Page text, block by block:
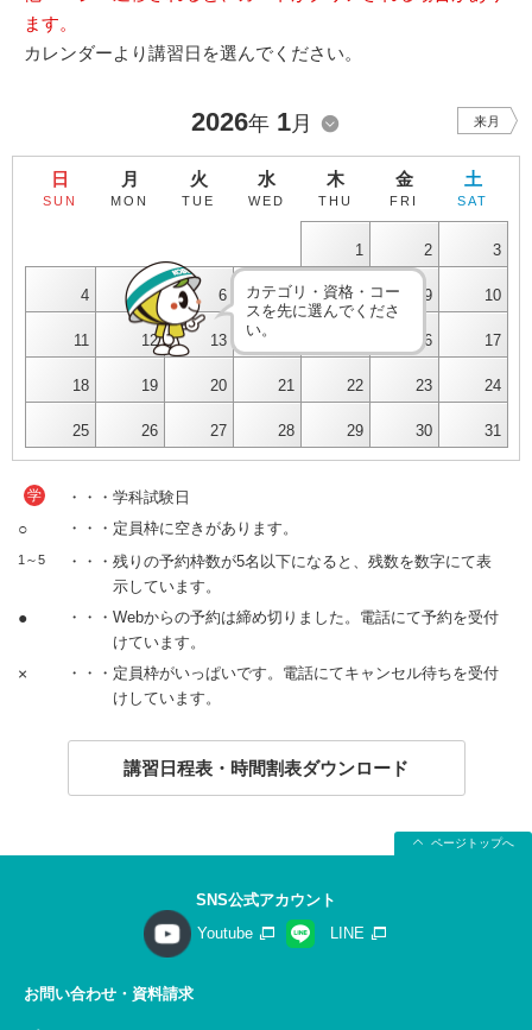
ます。
カレンダーより講習日を選んでください。
2026年 1月 来月
日
SUN
月
MON
火
TUE
水
WED
木
THU
金
FRI
土
SAT
1 2 3
4 5 6 7 8 9 10
11 12 13 16 17
18 19 20 21 22 23 24
25 26 27 28 29 30 31
カテゴリ・資格・コー
スを先に選んでくださ
い。
学 ・・・学科試験日
○ ・・・定員枠に空きがあります。
1～5
・・・残りの予約枠数が5名以下になると、残数を数字にて表
示しています。
●
・・・Webからの予約は締め切りました。電話にて予約を受付
けています。
×
・・・定員枠がいっぱいです。電話にてキャンセル待ちを受付
けしています。
講習日程表・時間割表ダウンロード
ページトップへ
SNS公式アカウント
Youtube
LINE
お問い合わせ・資料請求